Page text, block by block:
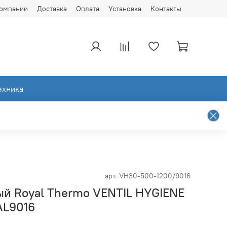
Доставка Оплата Установка Контакты
арт. VH30-500-1200/9016
Royal Thermo VENTIL HYGIENE